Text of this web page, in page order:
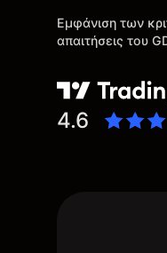
Εμφάνιση των
απαιτήσεις του
4.6